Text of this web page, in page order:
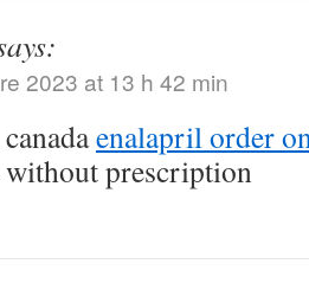
2023 at 13 h 42 min
enalapril order
without prescription